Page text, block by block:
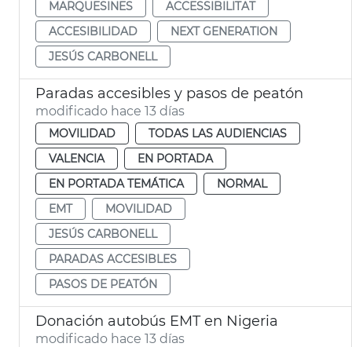
MARQUESINES
ACCESSIBILITAT
ACCESIBILIDAD
NEXT GENERATION
JESÚS CARBONELL
Paradas accesibles y pasos de peatón
modificado hace 13 días
MOVILIDAD
TODAS LAS AUDIENCIAS
VALENCIA
EN PORTADA
EN PORTADA TEMÁTICA
NORMAL
EMT
MOVILIDAD
JESÚS CARBONELL
PARADAS ACCESIBLES
PASOS DE PEATÓN
Donación autobús EMT en Nigeria
modificado hace 13 días